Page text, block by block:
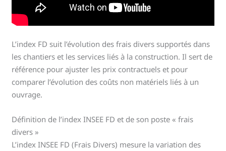
L’index FD suit l’évolution des frais divers supportés dans
les chantiers et les services liés à la construction. Il sert de
référence pour ajuster les prix contractuels et pour
comparer l’évolution des coûts non matériels liés à un
ouvrage.
Définition de l’index INSEE FD et de son poste « frais
divers »
L’index INSEE FD (Frais Divers) mesure la variation des